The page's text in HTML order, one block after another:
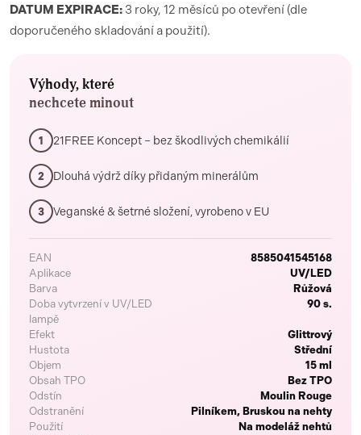
DATUM EXPIRACE: 3 roky, 12 měsíců po otevření (dle
doporučeného skladování a použití).
Výhody, které
nechcete minout
1 21FREE Koncept – bez škodlivých chemikálií
2 Dlouhá výdrž díky přidaným minerálům
3 Veganské & šetrné složení, vyrobeno v EU
EAN
8585041545168
Aplikace
UV/LED
Barva
Růžová
Doba vytvrzení v UV/LED
lampě
90 s.
Efekt
Glittrový
Hustota
Střední
Objem
15 ml
Obsah TPO
Bez TPO
Odstín
Moulin Rouge
Odstranění
Pilníkem, Bruskou na nehty
Použití
Na modeláž nehtů